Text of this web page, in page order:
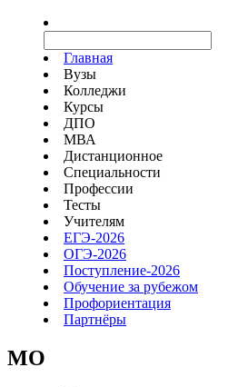
Главная
Вузы
Колледжи
Курсы
ДПО
МВА
Дистанционное
Специальности
Профессии
Тесты
Учителям
ЕГЭ-2026
ОГЭ-2026
Поступление-2026
Обучение за рубежом
Профориентация
Партнёры
MO